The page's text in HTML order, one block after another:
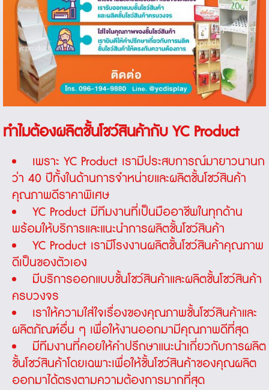
ทำไมต้องผลิตชั้นโชว์สินค้ากับ YC Product
เพราะ YC Product เรามีประสบการณ์มายาวนานก
ว่า 40 ปีทั้งในด้านการจำหน่ายและผลิตชั้นโชว์สินค้า
คุณภาพดีราคาพิเศษ
YC Product มีทีมงานที่เป็นมืออาชีพในทุกด้าน
พร้อมให้บริการและแนะนำการผลิตชั้นโชว์สินค้า
YC Product เรามีโรงงานผลิตชั้นโชว์สินค้าคุณภาพ
ดีเป็นของตัวเอง
มีบริการออกแบบชั้นโชว์สินค้าและผลิตชั้นโชว์สินค้า
ครบวงจร
เราให้ความใส่ใจเรื่องของคุณภาพชั้นโชว์สินค้าและ
ผลิตภัณฑ์อื่น ๆ เพื่อให้งานออกมามีคุณภาพดีที่สุด
มีทีมงานที่คอยให้คำปรึกษาแนะนำเกี่ยวกับการผลิต
ชั้นโชว์สินค้าโดยเฉพาะเพื่อให้ชั้นโชว์สินค้าของคุณผลิต
ออกมาได้ตรงตามความต้องการมากที่สุด